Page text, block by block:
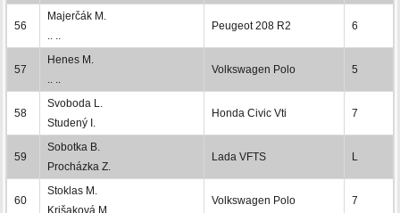
56
Majerčák M.
.. ..
Peugeot 208 R2 6
57
Henes M.
.. ..
Volkswagen Polo 5
58
Svoboda L.
Studený I.
Honda Civic Vti 7
59
Sobotka B.
Procházka Z.
Lada VFTS L
60
Stoklas M.
Krišaková M.
Volkswagen Polo 7